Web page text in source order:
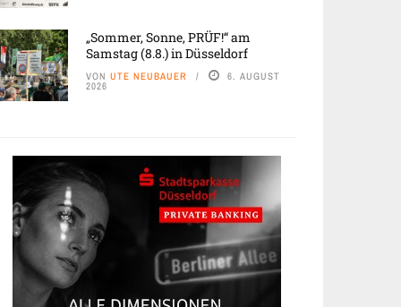
„Sommer, Sonne, PRÜF!“ am
Samstag (8.8.) in Düsseldorf
VON UTE NEUBAUER 6. AUGUST
2026